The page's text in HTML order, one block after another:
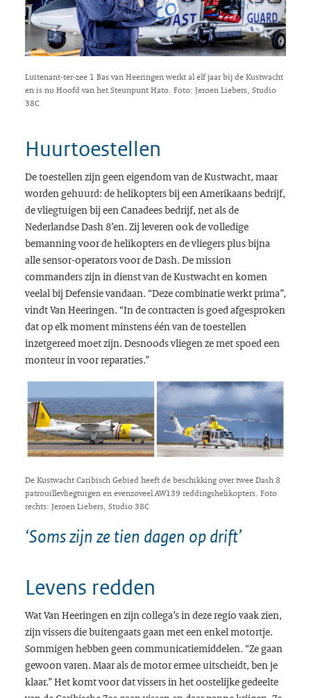
Luitenant-ter-zee 1 Bas van Heeringen werkt al elf jaar bij de Kustwacht
en is nu Hoofd van het Steunpunt Hato. Foto: Jeroen Liebers, Studio
38C
Huurtoestellen
De toestellen zijn geen eigendom van de Kustwacht, maar
worden gehuurd: de helikopters bij een Amerikaans bedrijf,
de vliegtuigen bij een Canadees bedrijf, net als de
Nederlandse Dash 8’en. Zij leveren ook de volledige
bemanning voor de helikopters en de vliegers plus bijna
alle sensor-operators voor de Dash. Demission
commanderszijn in dienst van de Kustwacht en komen
veelal bij Defensie vandaan. “Deze combinatie werkt prima”,
vindt Van Heeringen. “In de contracten is goed afgesproken
dat op elk moment minstens één van de toestellen
inzetgereed moet zijn. Desnoods vliegen ze met spoed een
monteur in voor reparaties.”
De Kustwacht Caribisch Gebied heeft de beschikking over twee Dash 8
patrouillevliegtuigen en evenzoveel AW139 reddingshelikopters. Foto
rechts: Jeroen Liebers, Studio 38C
‘Soms zijn ze tien dagen op drift’
Levens redden
Wat Van Heeringen en zijn collega’s in deze regio vaak zien,
zijn vissers die buitengaats gaan met een enkel motortje.
Sommigen hebben geen communicatiemiddelen. “Ze gaan
gewoon varen. Maar als de motor ermee uitscheidt, ben je
klaar.” Het komt voor dat vissers in het oostelijke gedeelte